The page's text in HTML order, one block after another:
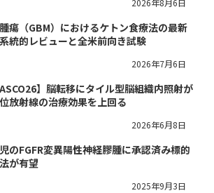
2026年8月6日
瘍（GBM）におけるケトン食療法の最新
統的レビューと全米前向き試験
2026年7月6日
ASCO26】脳転移にタイル型脳組織内照射が
放射線の治療効果を上回る
2026年6月8日
のFGFR変異陽性神経膠腫に承認済み標的
が有望
2025年9月3日